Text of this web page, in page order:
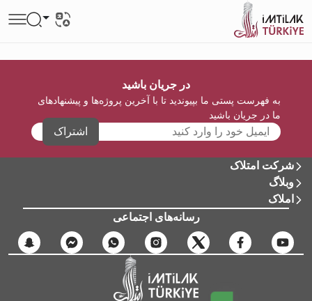
در جریان باشید
به فهرست پستی ما بپیوندید تا با آخرین پروژه‌ها و پیشنهادهای
ما در جریان باشید
اشتراک
شرکت امتلاک
وبلاگ
املاک
رسانه‌های اجتماعی